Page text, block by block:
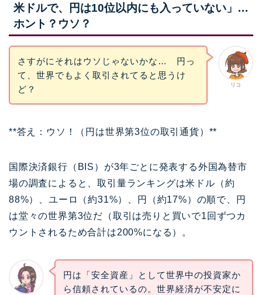
米ドルで、円は10位以内にも入っていない」…
ホント？ウソ？
リコ
さすがにそれはウソじゃないかな… 円っ
て、世界でもよく取引されてると思うけ
ど？
**答え：ウソ！（円は世界第3位の取引通貨）**
国際決済銀行（BIS）が3年ごとに発表する外国為替市
場の調査によると、取引量ランキングは米ドル（約
88%）、ユーロ（約31%）、円（約17%）の順で、円
は堂々の世界第3位だ（取引は売りと買いで1回ずつカ
ウントされるため合計は200%になる）。
円は「安全資産」として世界中の投資家か
ら信頼されているの。世界経済が不安定に